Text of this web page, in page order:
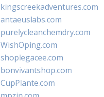
kingscreekadventures.com
antaeuslabs.com
purelycleanchemdry.com
WishOping.com
shoplegacee.com
bonvivantshop.com
CupPlante.com